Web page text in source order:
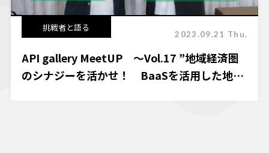
挑戦者と語る
2023.09.21 Thu.
API gallery MeetUP ～Vol.17 ”地域経済圏
のシナジーを活かせ！ BaaSを活用した地域